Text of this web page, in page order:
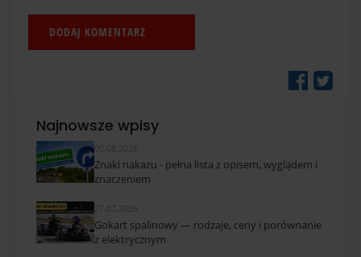
Najnowsze wpisy
05.08.2026
Znaki nakazu - pełna lista z opisem, wyglądem i
znaczeniem
27.07.2026
Gokart spalinowy — rodzaje, ceny i porównanie
z elektrycznym